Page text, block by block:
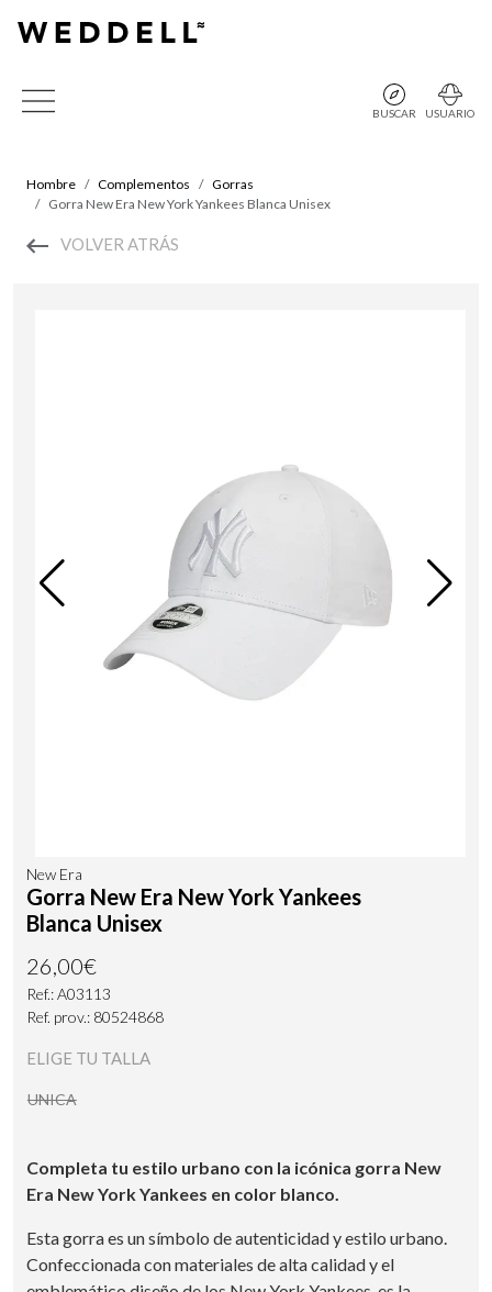
BUSCAR USUARIO
Hombre Complementos
Gorras
Gorra New Era New York Yankees Blanca Unisex
VOLVER ATRÁS
New Era
Gorra New Era New York Yankees
Blanca Unisex
26,00€
Ref.: A03113
Ref. prov.: 80524868
ELIGE TU TALLA
UNICA
Completa tu estilo urbano con la icónica gorra New
Era New York Yankees en color blanco.
Esta gorra es un símbolo de autenticidad y estilo urbano.
Confeccionada con materiales de alta calidad y el